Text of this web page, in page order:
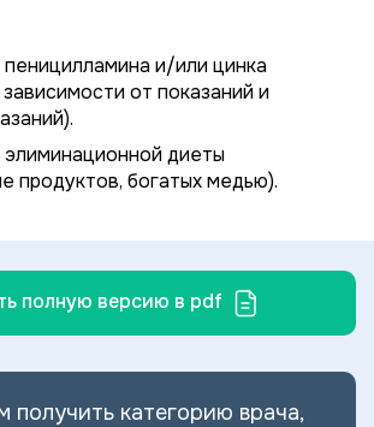
и/или цинка
от показаний и
элиминационной диеты
продуктов, богатых медью).
полную версию в pdf
получить категорию врача,